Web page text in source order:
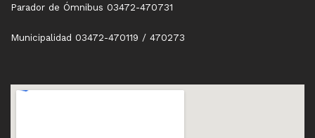
Parador de Ómnibus 03472-470731
Municipalidad 03472-470119 / 470273